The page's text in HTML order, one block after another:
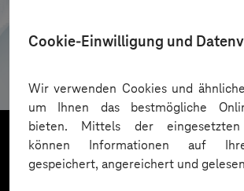
Cookie-Einwilligung und
Wir verwenden Cookies und
um Ihnen das bestmögliche
bieten. Mittels der eingesetzten
können Informationen auf
gespeichert, angereichert und
AZL DeinFach
Digitale Plattform für
Mehr laden